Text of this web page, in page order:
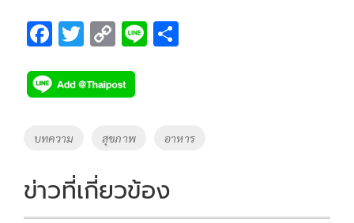
F
e
b
o
k
T
tt
er
C
p
y
Li
k
Li
Tags
บทความ สุขภาพ อาหาร
ข่าวที่เกี่ยวข้อง